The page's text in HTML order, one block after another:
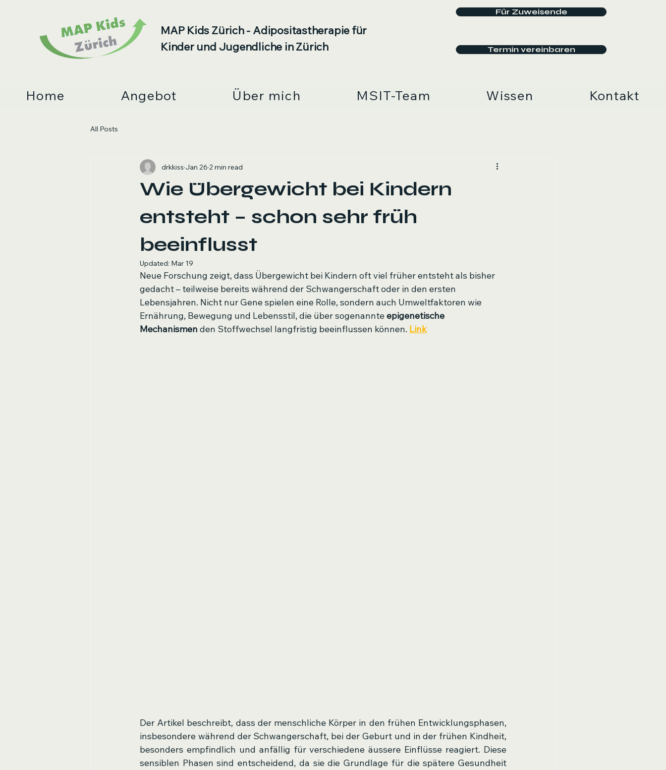
MAP Kids Zürich - Adipositastherapie für
Kinder und Jugendliche in Zürich
Für Zuweisende
Termin vereinbaren
Home Angebot Über mich MSIT-Team Wissen Kontakt
All Posts
Wie Übergewicht bei Kindern
entsteht – schon sehr früh
beeinflusst
drkkiss Jan 26 2 min read
Updated: Mar 19
Neue Forschung zeigt, dass Übergewicht bei Kindern oft viel früher entsteht als bisher
gedacht – teilweise bereits während der Schwangerschaft oder in den ersten
Lebensjahren. Nicht nur Gene spielen eine Rolle, sondern auch Umweltfaktoren wie
Ernährung, Bewegung und Lebensstil, die über sogenannte epigenetische
Mechanismen den Stoffwechsel langfristig beeinflussen können. Link
Der Artikel beschreibt, dass der menschliche Körper in den frühen Entwicklungsphasen,
insbesondere während der Schwangerschaft, bei der Geburt und in der frühen Kindheit,
besonders empfindlich und anfällig für verschiedene äussere Einflüsse reagiert. Diese
sensiblen Phasen sind entscheidend, da sie die Grundlage für die spätere Gesundheit